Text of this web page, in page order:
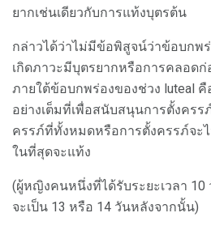
ยากเช่นเดียวกับการแท้งบุตรต้น
กล่าวได้ว่าไม่มีข้อพิสูจน์ว่าข้อบกพร่
เกิดภาวะมีบุตรยากหรือการคลอด
ภายใต้ข้อบกพร่องของช่วง luteal คื
อย่างเต็มที่เพื่อสนับสนุนการตั้งคร
ครรภ์ที่ทั้งหมดหรือการตั้งครรภ์จะ
ในที่สุดจะแท้ง
(ผู้หญิงคนหนึ่งที่ได้รับระยะเวลา
จะเป็น 13 หรือ 14 วันหลังจากนั้น)